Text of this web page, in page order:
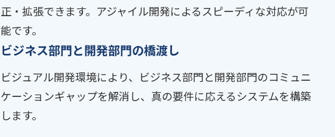
正・拡張できます。アジャイル開発によるスピーディな対応が可
能です。
ビジネス部門と開発部門の橋渡し
ビジュアル開発環境により、ビジネス部門と開発部門のコミュニ
ケーションギャップを解消し、真の要件に応えるシステムを構築
します。